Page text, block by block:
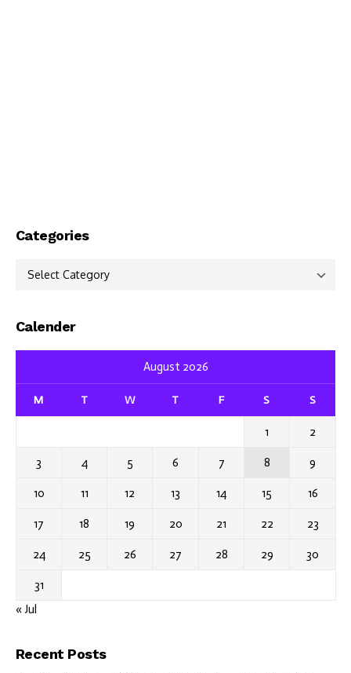
Categories
Categories
Calender
August 2026
M T W T F S S
1 2
3 4 5 6 7 8 9
10 11 12 13 14 15 16
17 18 19 20 21 22 23
24 25 26 27 28 29 30
31
« Jul
Recent Posts